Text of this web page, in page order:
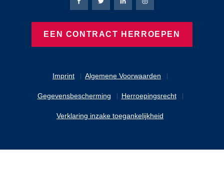
Imprint Algemene Voorwaarden
Gegevensbescherming Herroepingsrecht
Verklaring inzake toegankelijkheid
Bierbaum-Proenen Facebook-pagina
Bierbaum-Proenen X-pagina
Bierbaum-Proenen
Bierbaum-Proenen
EEN CONTRACT HERROEPEN